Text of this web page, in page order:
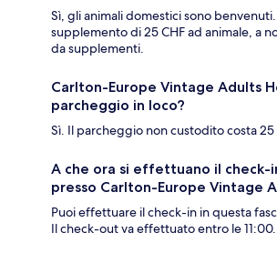
Sì, gli animali domestici sono
supplemento di 25 CHF ad animale, a
da supplementi.
Carlton-Europe Vintage Adults
parcheggio in loco?
Sì. Il parcheggio non custodito costa 25
A che ora si effettuano il check-
presso Carlton-Europe Vintage
Puoi effettuare il check-in in questa
Il check-out va effettuato entro le 11:00.